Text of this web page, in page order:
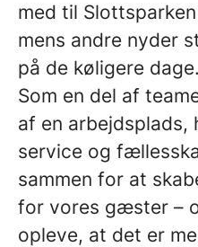
med til
mens andre nyder
på de køligere dage.
Som en del af
af en
service og
sammen for at
for vores gæster –
opleve, at det er